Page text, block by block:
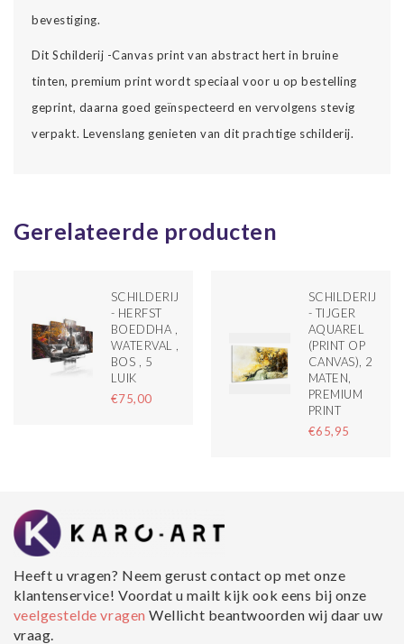
bevestiging.
Dit Schilderij -Canvas print van abstract hert in bruine
tinten, premium print wordt speciaal voor u op bestelling
geprint, daarna goed geïnspecteerd en vervolgens stevig
verpakt. Levenslang genieten van dit prachtige schilderij.
Gerelateerde producten
SCHILDERIJ
- HERFST
BOEDDHA ,
WATERVAL ,
BOS , 5
LUIK
€75,00
SCHILDERIJ
- TIJGER
AQUAREL
(PRINT OP
CANVAS), 2
MATEN,
PREMIUM
PRINT
€65,95
Heeft u vragen? Neem gerust contact op met onze
klantenservice! Voordat u mailt kijk ook eens bij onze
veelgestelde vragenWellicht beantwoorden wij daar uw
vraag.